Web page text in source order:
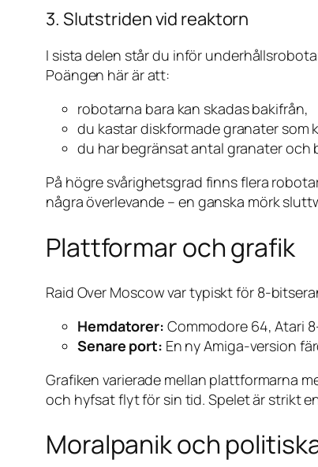
3. Slutstriden vid reaktorn
I sista delen står du inför
Poängen här är att:
robotarna bara kan skadas bakifrån,
du kastar diskformade granater som
du har begränsat antal granater och
På högre svårighetsgrad finns flera
några överlevande – en ganska mörk
Plattformar och grafik
Raid Over Moscowvar typiskt för 8-
Hemdatorer: Commodore 64, Atari
Senare port: En ny Amiga-version
Grafiken varierade mellan plattformarna
och hyfsat flyt för sin tid. Spelet är strikt
Moralpanik och